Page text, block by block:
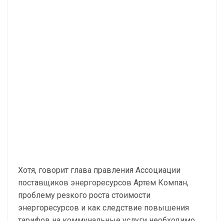
Хотя, говорит глава правления Ассоциации
поставщиков энергоресурсов Артем Компан,
проблему резкого роста стоимости
энергоресурсов и как следствие повышения